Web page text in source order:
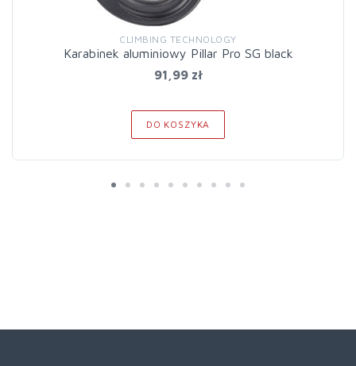
CLIMBING TECHNOLOGY
Karabinek aluminiowy Pillar Pro SG black
91,99 zł
DO KOSZYKA